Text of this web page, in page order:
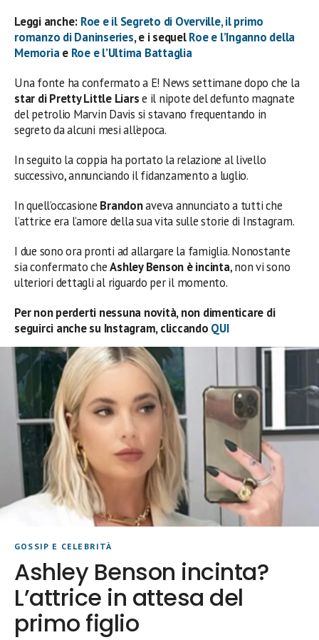
Leggi anche: Roe e il Segreto di Overville, il primo
romanzo di Daninseries, e i sequelRoe e l’Inganno della
Memoriae Roe e l’Ultima Battaglia
Una fonte ha confermato a E! News settimane dopo che la
star di Pretty Little Liarse il nipote del defunto magnate
del petrolio Marvin Davis si stavano frequentando in
segreto da alcuni mesi all’epoca.
In seguito la coppia ha portato la relazione al livello
successivo, annunciando il fidanzamento a luglio.
In quell’occasione Brandonaveva annunciato a tutti che
l’attrice era l’amore della sua vita sulle storie di Instagram.
I due sono ora pronti ad allargare la famiglia. Nonostante
sia confermato cheAshley Benson è incinta, non vi sono
ulteriori dettagli al riguardo per il momento.
Per non perderti nessuna novità, non dimenticare di
seguirci anche su Instagram, cliccando QUI
GOSSIP E CELEBRITÀ
Ashley Benson incinta?
L’attrice in attesa del
primo figlio